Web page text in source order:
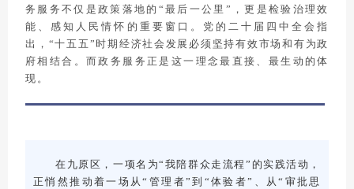
务服务不仅是政策落地的“最后一公里”，更是检验治理效
能、感知人民情怀的重要窗口。党的二十届四中全会指
出，“十五五”时期经济社会发展必须坚持有效市场和有为政
府相结合。而政务服务正是这一理念最直接、最生动的体
现。
在九原区，一项名为“我陪群众走流程”的实践活动，
正悄然推动着一场从“管理者”到“体验者”、从“审批思